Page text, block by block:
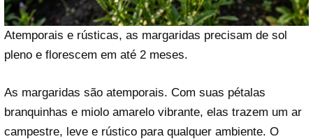
Atemporais e rústicas, as margaridas precisam de sol
pleno e florescem em até 2 meses.
As margaridas são atemporais. Com suas pétalas
branquinhas e miolo amarelo vibrante, elas trazem um ar
campestre, leve e rústico para qualquer ambiente. O